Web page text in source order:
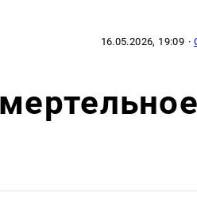
16.05.2026, 19:09 ·